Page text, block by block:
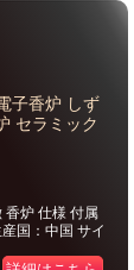
子香炉 しず
セラミック
香炉 仕様 付属
国：中国 サイ